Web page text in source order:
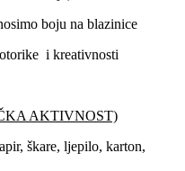
boju na blazinice
i kreativnosti
AKTIVNOST)
škare, ljepilo, karton,